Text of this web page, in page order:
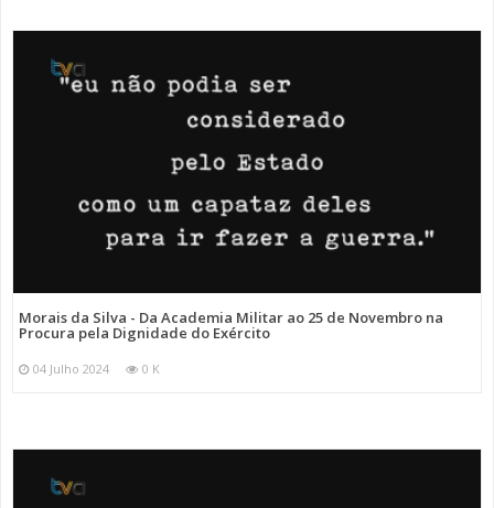
Morais da Silva - Da Academia Militar ao 25 de Novembro na
Procura pela Dignidade do Exército
04 Julho 2024 0 K